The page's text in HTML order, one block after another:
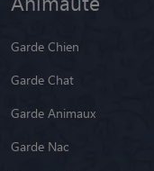
Garde Chien
Garde Chat
Garde Animaux
Garde Nac